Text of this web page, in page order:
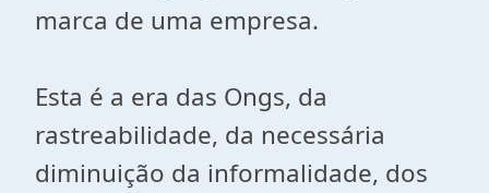
marca de uma empresa.
Esta é a era das Ongs, da
rastreabilidade, da necessária
diminuição da informalidade, dos